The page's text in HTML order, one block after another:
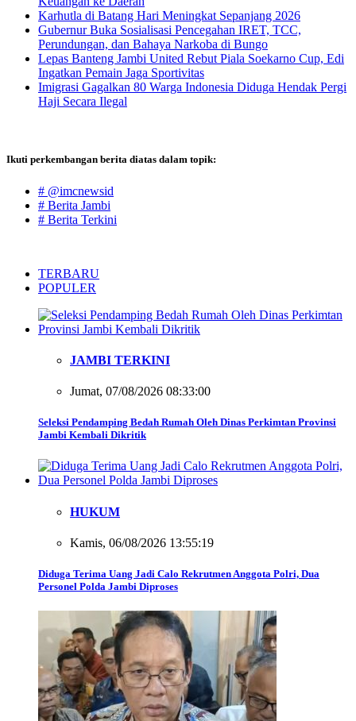
Karhutla di Batang Hari Meningkat Sepanjang 2026
Gubernur Buka Sosialisasi Pencegahan IRET, TCC,
Perundungan, dan Bahaya Narkoba di Bungo
Lepas Banteng Jambi United Rebut Piala Soekarno Cup, Edi
Ingatkan Pemain Jaga Sportivitas
Imigrasi Gagalkan 80 Warga Indonesia Diduga Hendak Pergi
Haji Secara Ilegal
Ikuti perkembangan berita diatas dalam topik:
# @imcnewsid
# Berita Jambi
# Berita Terkini
TERBARU
POPULER
JAMBI TERKINI
Jumat, 07/08/2026 08:33:00
Seleksi Pendamping Bedah Rumah Oleh Dinas Perkimtan Provinsi
Jambi Kembali Dikritik
HUKUM
Kamis, 06/08/2026 13:55:19
Diduga Terima Uang Jadi Calo Rekrutmen Anggota Polri, Dua
Personel Polda Jambi Diproses